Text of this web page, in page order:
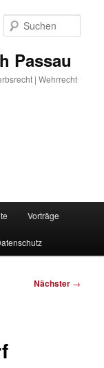
Passau
| Wehrrecht
Vorträge
Nächster →